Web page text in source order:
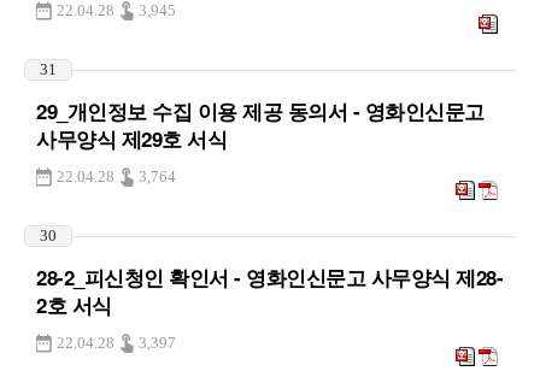
22.04.28 3,945
31
29_개인정보 수집 이용 제공 동의서 - 영화인신문고
사무양식 제29호 서식
22.04.28 3,764
30
28-2_피신청인 확인서 - 영화인신문고 사무양식 제28-
2호 서식
22.04.28 3,397